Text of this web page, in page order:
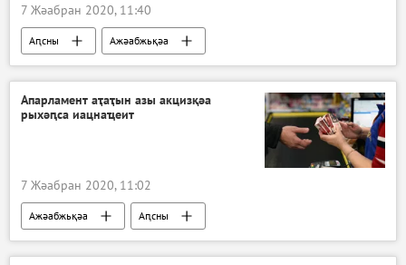
7 Жәабран 2020, 11:40
Аԥсны Ажәабжьқәа
Апарламент аҭаҭын азы акцизқәа
рыхәԥса иацнаҵеит
7 Жәабран 2020, 11:02
Ажәабжьқәа Аԥсны